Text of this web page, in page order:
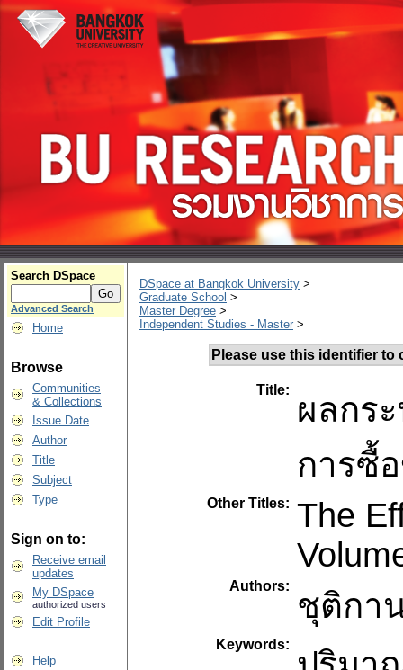
Search DSpace
Advanced Search
Home
Browse
Communities
& Collections
Issue Date
Author
Title
Subject
Type
Sign on to:
Receive email
updates
My DSpace
authorized users
Edit Profile
Help
DSpace at Bangkok University >
Graduate School >
Master Degree >
Independent Studies - Master >
Please use this identifier
Title:
ผลกร
การซื้
Other Titles: The
Authors:
ชุติกา
Keywords: